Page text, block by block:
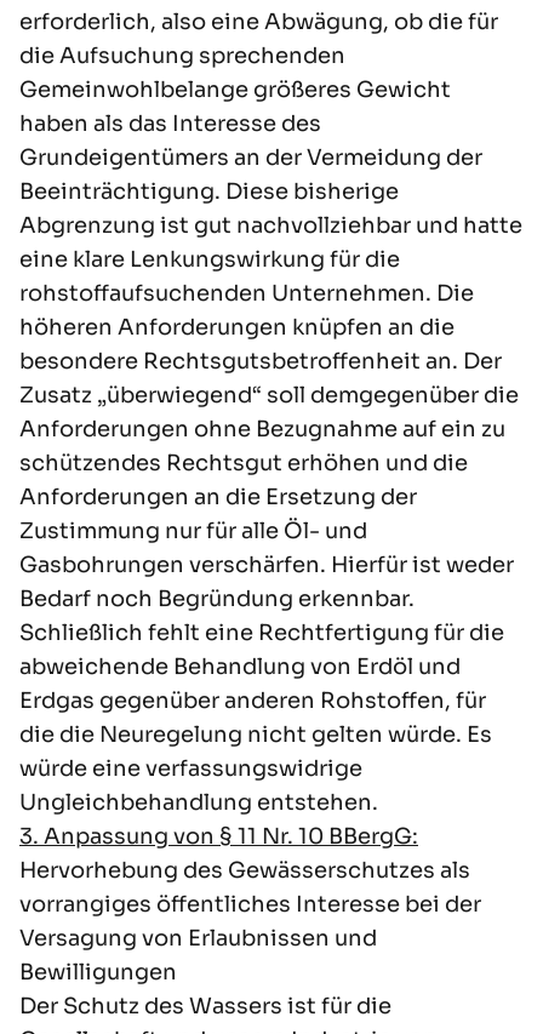
erforderlich, also eine Abwägung, ob die für
die Aufsuchung sprechenden
Gemeinwohlbelange größeres Gewicht
haben als das Interesse des
Grundeigentümers an der Vermeidung der
Beeinträchtigung. Diese bisherige
Abgrenzung ist gut nachvollziehbar und hatte
eine klare Lenkungswirkung für die
rohstoffaufsuchenden Unternehmen. Die
höheren Anforderungen knüpfen an die
besondere Rechtsgutsbetroffenheit an. Der
Zusatz „überwiegend“ soll demgegenüber die
Anforderungen ohne Bezugnahme auf ein zu
schützendes Rechtsgut erhöhen und die
Anforderungen an die Ersetzung der
Zustimmung nur für alle Öl- und
Gasbohrungen verschärfen. Hierfür ist weder
Bedarf noch Begründung erkennbar.
Schließlich fehlt eine Rechtfertigung für die
abweichende Behandlung von Erdöl und
Erdgas gegenüber anderen Rohstoffen, für
die die Neuregelung nicht gelten würde. Es
würde eine verfassungswidrige
Ungleichbehandlung entstehen.
3. Anpassung von § 11 Nr. 10 BBergG:
Hervorhebung des Gewässerschutzes als
vorrangiges öffentliches Interesse bei der
Versagung von Erlaubnissen und
Bewilligungen
Der Schutz des Wassers ist für die